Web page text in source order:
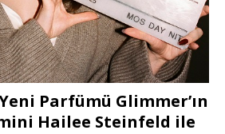
Parfümü Glimmer’ın
Hailee Steinfeld ile